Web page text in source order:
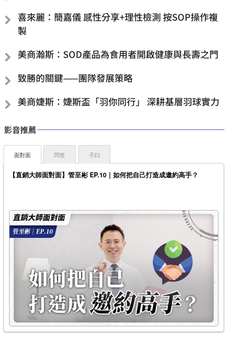
喜來麗：簡嘉儀 感性分享+理性檢測 按SOP操作複
製
美商瀚斯：SOD產品為食用者開啟健康與長壽之門
致勝的關鍵——團隊發展策略
美商婕斯：婕斯盃「羽你同行」 深耕基層羽球實力
影音推薦
面對面
【直銷大師面對面】管至彬 EP.10｜如何把自己打造成邀約高手？
問答 子曰